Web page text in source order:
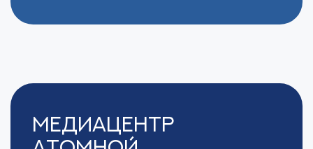
Медиацентр